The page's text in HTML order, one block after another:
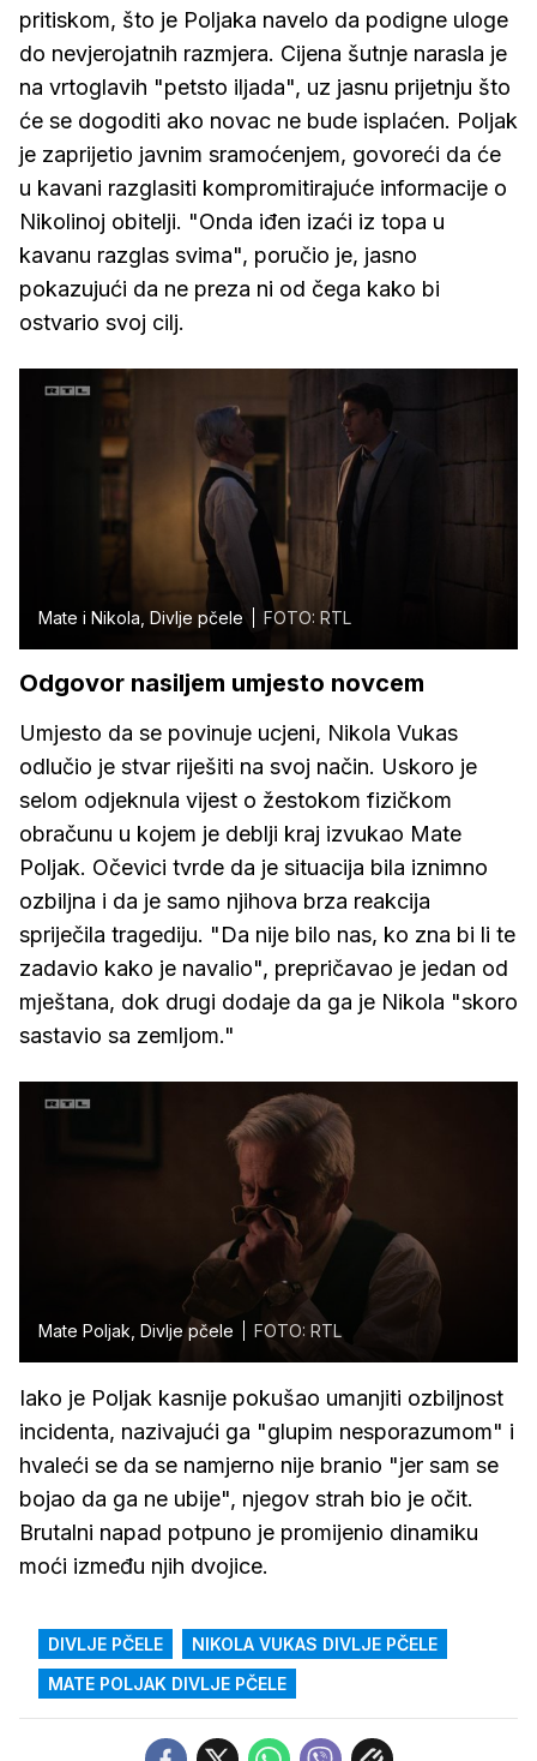
pritiskom, što je Poljaka navelo da podigne uloge
do nevjerojatnih razmjera. Cijena šutnje narasla je
na vrtoglavih "petsto iljada", uz jasnu prijetnju što
će se dogoditi ako novac ne bude isplaćen. Poljak
je zaprijetio javnim sramoćenjem, govoreći da će
u kavani razglasiti kompromitirajuće informacije o
Nikolinoj obitelji. "Onda iđen izaći iz topa u
kavanu razglas svima", poručio je, jasno
pokazujući da ne preza ni od čega kako bi
ostvario svoj cilj.
Mate i Nikola, Divlje pčele FOTO: RTL
Odgovor nasiljem umjesto novcem
Umjesto da se povinuje ucjeni, Nikola Vukas
odlučio je stvar riješiti na svoj način. Uskoro je
selom odjeknula vijest o žestokom fizičkom
obračunu u kojem je deblji kraj izvukao Mate
Poljak. Očevici tvrde da je situacija bila iznimno
ozbiljna i da je samo njihova brza reakcija
spriječila tragediju. "Da nije bilo nas, ko zna bi li te
zadavio kako je navalio", prepričavao je jedan od
mještana, dok drugi dodaje da ga je Nikola "skoro
sastavio sa zemljom."
Mate Poljak, Divlje pčele FOTO: RTL
Iako je Poljak kasnije pokušao umanjiti ozbiljnost
incidenta, nazivajući ga "glupim nesporazumom" i
hvaleći se da se namjerno nije branio "jer sam se
bojao da ga ne ubije", njegov strah bio je očit.
Brutalni napad potpuno je promijenio dinamiku
moći između njih dvojice.
DIVLJE PČELE
NIKOLA VUKAS DIVLJE PČELE
MATE POLJAK DIVLJE PČELE